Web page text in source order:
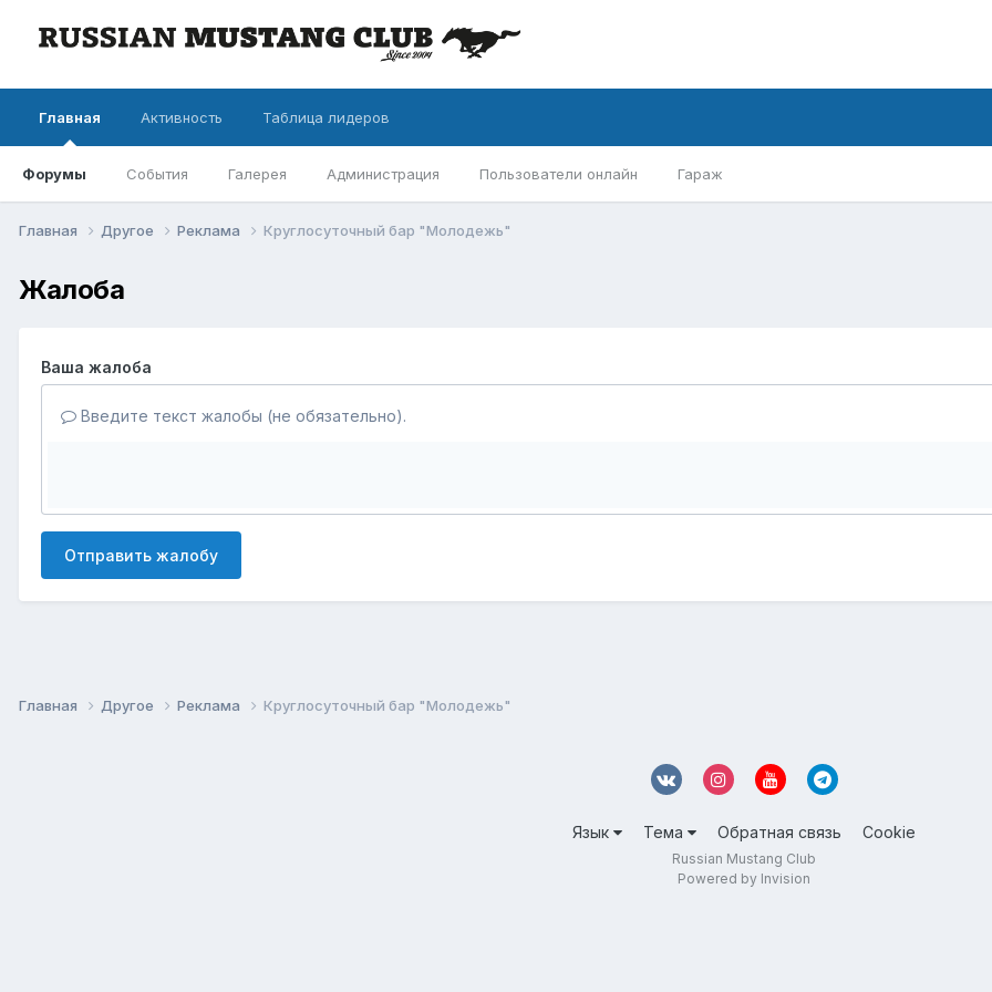
Главная
Форумы События Галерея Администрация Пользователи онлайн Гараж
Активность Таблица лидеров
Главная Другое Реклама Круглосуточный бар "Молодежь"
Жалоба
Ваша жалоба
Введите текст жалобы (не обязательно).
Отправить жалобу
Главная Другое Реклама Круглосуточный бар "Молодежь"
Язык Тема Обратная связь Cookie
Russian Mustang Club
Powered by Invision